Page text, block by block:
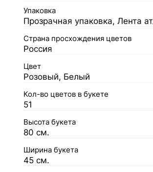
Упаковка
Прозрачная упаковка, Лента
Страна просхождения цветов
Россия
Цвет
Розовый, Белый
Кол-во цветов в букете
51
Высота букета
80 см.
Ширина букета
45 см.